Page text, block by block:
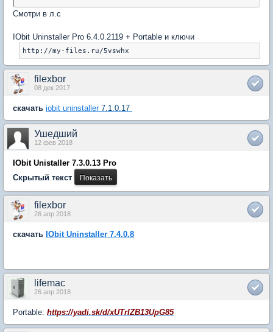
Смотри в л.с
IObit Uninstaller Pro 6.4.0.2119 + Portable и ключи
http://my-files.ru/5vswhx
filexbor
08 дек 2017
скачать iobit uninstaller 7.1.0.17
Ушедший
12 фев 2018
IObit Unistaller 7.3.0.13 Pro
Скрытый текст
filexbor
26 апр 2018
скачать IObit Uninstaller 7.4.0.8
lifemac
26 апр 2018
Portable: https://yadi.sk/d/xUTrIZB13UpG85